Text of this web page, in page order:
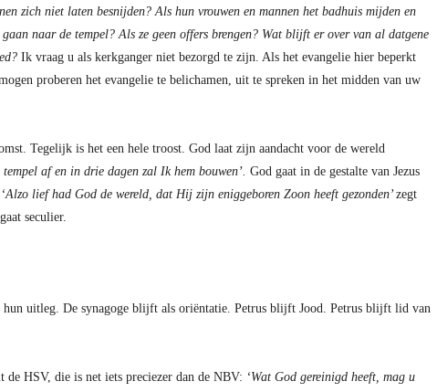
zich niet laten besnijden? Als hun vrouwen en mannen het badhuis mijden en
naar de tempel? Als ze geen offers brengen? Wat blijft er over van al datgene
Ik vraag u als kerkganger niet bezorgd te zijn. Als het evangelie hier beperkt
proberen het evangelie te belichamen, uit te spreken in het midden van uw
Tegelijk is het een hele troost. God laat zijn aandacht voor de wereld
tempel af en in drie dagen zal Ik hem bouwen’. God gaat in de gestalte van Jezus
‘Alzo lief had God de wereld, dat Hij zijn eniggeboren Zoon heeft gezonden’zegt
seculier.
hun uitleg. De synagoge blijft als oriëntatie. Petrus blijft Jood. Petrus blijft lid van
de HSV, die is net iets preciezer dan de NBV: ‘Wat God gereinigd heeft, mag u